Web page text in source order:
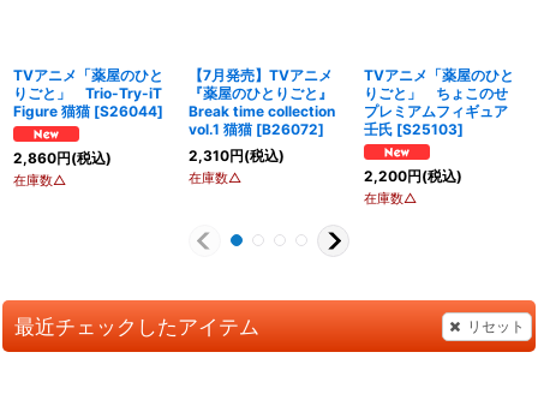
TVアニメ「薬屋のひと
りごと」 Trio-Try-iT
Figure 猫猫 [S26044]
2,860円(税込)
在庫数△
【7月発売】TVアニメ
『薬屋のひとりごと』
Break time collection
vol.1 猫猫 [B26072]
2,310円(税込)
在庫数△
TVアニメ「薬屋のひと
りごと」 ちょこのせ
プレミアムフィギュア
壬氏 [S25103]
2,200円(税込)
在庫数△
最近チェックしたアイテム リセット